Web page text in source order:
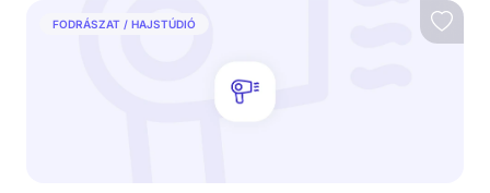
FODRÁSZAT / HAJSTÚDIÓ